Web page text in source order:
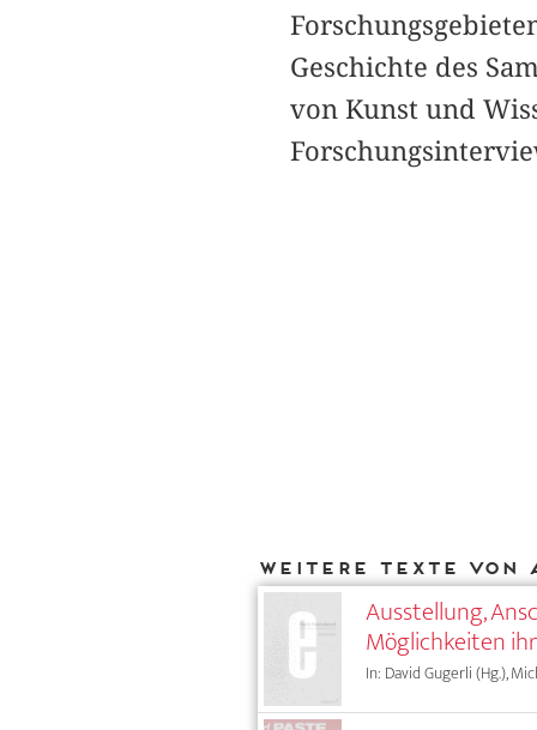
Geschichte des
von Kunst und
Weitere Texte von
Ausstellung,
Möglichkeiten
In: David Gugerli (Hg.),